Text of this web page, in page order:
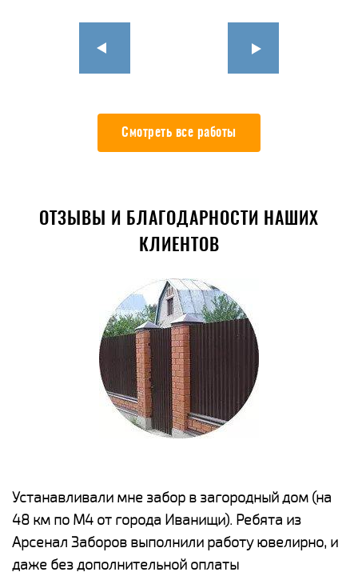
Смотреть все работы
ОТЗЫВЫ И БЛАГОДАРНОСТИ НАШИХ
КЛИЕНТОВ
Устанавливали мне забор в загородный дом (на
48 км по М4 от города Иванищи). Ребята из
Арсенал Заборов выполнили работу ювелирно, и
даже без дополнительной оплаты